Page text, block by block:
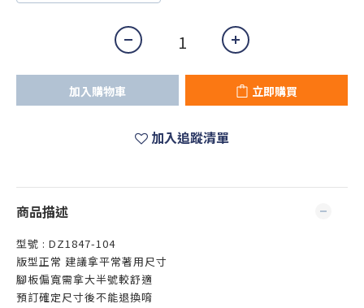
加入購物車 立即購買
加入追蹤清單
商品描述
型號 : DZ1847-104
版型正常 建議拿平常著用尺寸
腳板偏寬需拿大半號較舒適
預訂確定尺寸後不能退換唷